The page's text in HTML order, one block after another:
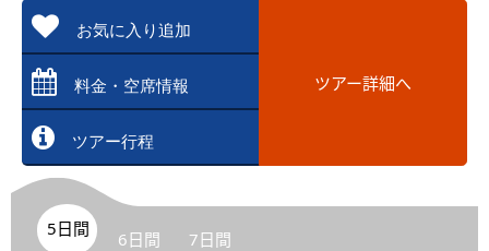
お気に入り追加
料金・空席情報
ツアー行程
ツアー詳細へ
5日間 6日間 7日間